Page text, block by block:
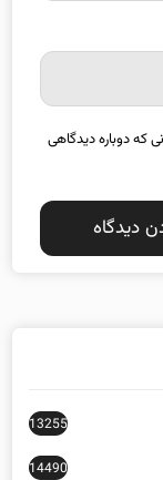
که دوباره دیدگاهی
13255
14490